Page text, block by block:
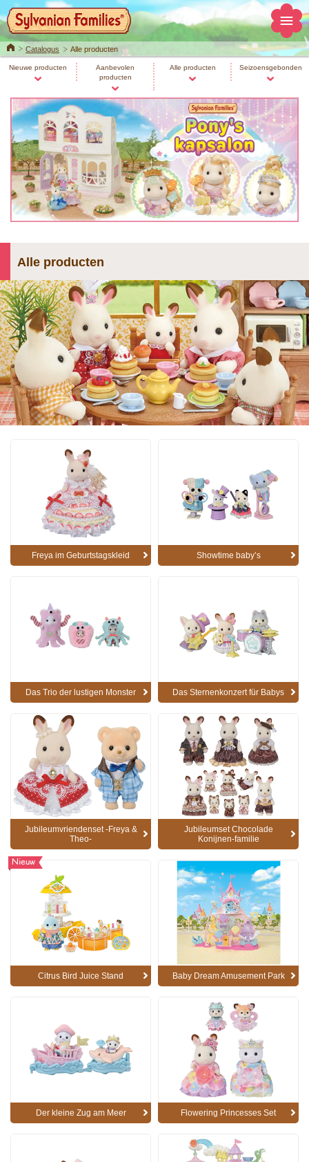
HomeCatalogus Alle producten
Nieuwe producten
Aanbevolen
producten
Alle producten Seizoensgebonden
Alle producten
Freya im Geburtstagskleid Showtime baby’s
Das Trio der lustigen Monster Das Sternenkonzert für Babys
Jubileumvriendenset -Freya &
Theo-
Jubileumset Chocolade
Konijnen-familie
Nieuw
Citrus Bird Juice Stand Baby Dream Amusement Park
Der kleine Zug am Meer Flowering Princesses Set